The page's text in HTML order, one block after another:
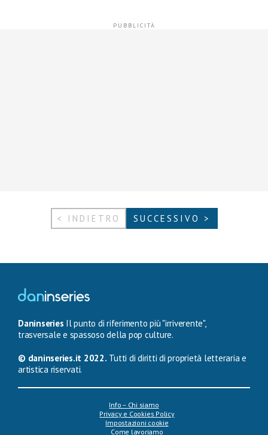
< INDIETRO SUCCESSIVO >
Daninseries Il punto di riferimento più "irriverente",
trasversale e spassoso della pop culture.
© daninseries.it 2022. Tutti di diritti di proprietà letteraria e
artistica riservati.
Info – Chi siamo
Privacy e Cookies Policy
Impostazioni cookie
Come lavoriamo